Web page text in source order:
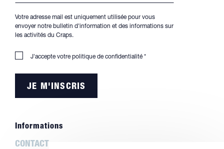
Votre adresse mail est uniquement utilisée pour vous
envoyer notre bulletin d'information et des informations sur
les activités du Craps.
J'accepte votre politique de confidentialité *
Informations
CONTACT